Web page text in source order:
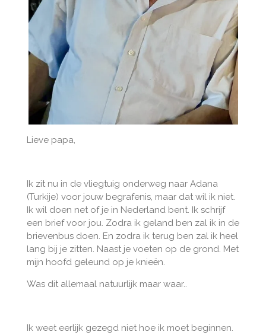
Lieve papa,
Ik zit nu in de vliegtuig onderweg naar Adana
(Turkije) voor jouw begrafenis, maar dat wil ik niet.
Ik wil doen net of je in Nederland bent. Ik schrijf
een brief voor jou. Zodra ik geland ben zal ik in de
brievenbus doen. En zodra ik terug ben zal ik heel
lang bij je zitten. Naast je voeten op de grond. Met
mijn hoofd geleund op je knieën.
Was dit allemaal natuurlijk maar waar..
Ik weet eerlijk gezegd niet hoe ik moet beginnen.